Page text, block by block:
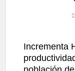
Incrementa